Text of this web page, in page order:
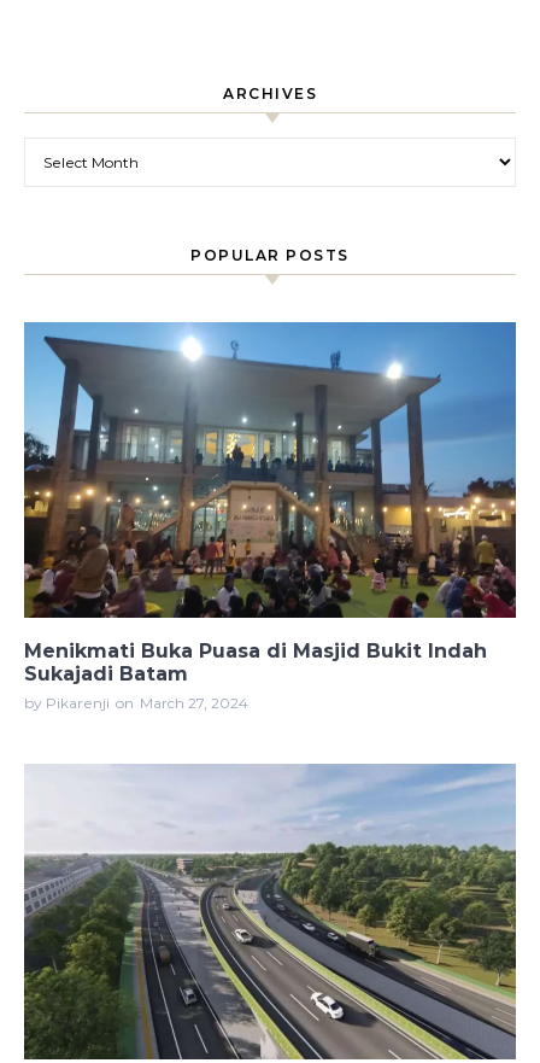
ARCHIVES
POPULAR POSTS
Menikmati Buka Puasa di Masjid Bukit Indah
Sukajadi Batam
by Pikarenji on March 27, 2024